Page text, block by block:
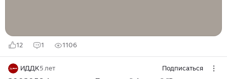
12 1 1106
ИДДК5 лет Подписаться